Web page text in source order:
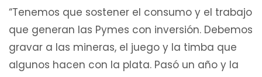
“Tenemos que sostener el consumo y el trabajo
que generan las Pymes con inversión. Debemos
gravar a las mineras, el juego y la timba que
algunos hacen con la plata. Pasó un año y la